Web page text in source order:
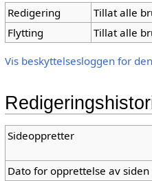
Redigering
Tillat alle
Flytting
Tillat alle
Vis beskyttelsesloggen for
Sideoppretter
Dato for opprettelse av siden